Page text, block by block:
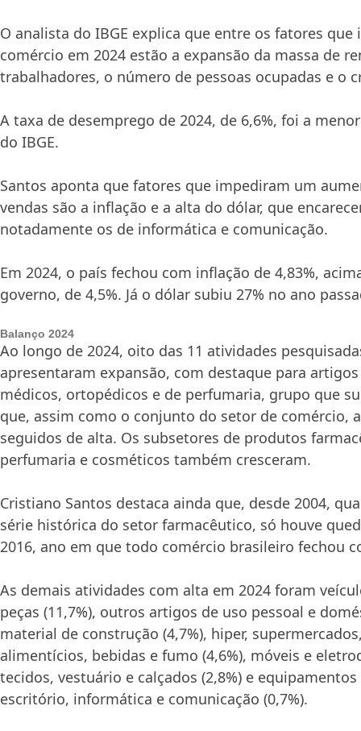
O analista do IBGE explica que entre os fatores
comércio em 2024 estão a expansão da massa de
trabalhadores, o número de pessoas ocupadas e o
A taxa de desemprego de 2024, de 6,6%, foi a
do IBGE.
Santos aponta que fatores que impediram um
vendas são a inflação e a alta do dólar, que
notadamente os de informática e comunicação.
Em 2024, o país fechou com inflação de 4,83%,
governo, de 4,5%. Já o dólar subiu 27% no ano
Balanço 2024
Ao longo de 2024, oito das 11 atividades
apresentaram expansão, com destaque para
médicos, ortopédicos e de perfumaria, grupo que
que, assim como o conjunto do setor de comércio,
seguidos de alta. Os subsetores de produtos
perfumaria e cosméticos também cresceram.
Cristiano Santos destaca ainda que, desde 2004,
série histórica do setor farmacêutico, só houve
2016, ano em que todo comércio brasileiro fechou
As demais atividades com alta em 2024 foram
peças (11,7%), outros artigos de uso pessoal e
material de construção (4,7%), hiper,
alimentícios, bebidas e fumo (4,6%), móveis e
tecidos, vestuário e calçados (2,8%) e
escritório, informática e comunicação (0,7%).